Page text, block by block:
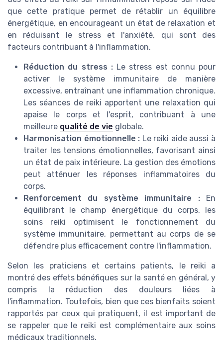
que cette pratique permet de rétablir un équilibre
énergétique, en encourageant un état de relaxation et
en réduisant le stress et l'anxiété, qui sont des
facteurs contribuant à l'inflammation.
Réduction du stress :Le stress est connu pour
activer le système immunitaire de manière
excessive, entraînant une inflammation chronique.
Les séances de reiki apportent une relaxation qui
apaise le corps et l'esprit, contribuant à une
meilleure qualité de vie globale.
Harmonisation émotionnelle : Le reiki aide aussi à
traiter les tensions émotionnelles, favorisant ainsi
un état de paix intérieure. La gestion des émotions
peut atténuer les réponses inflammatoires du
corps.
Renforcement du système immunitaire :En
équilibrant le champ énergétique du corps, les
soins reiki optimisent le fonctionnement du
système immunitaire, permettant au corps de se
défendre plus efficacement contre l'inflammation.
Selon les praticiens et certains patients, le reiki a
montré des effets bénéfiques sur la santé en général, y
compris la réduction des douleurs liées à
l'inflammation. Toutefois, bien que ces bienfaits soient
rapportés par ceux qui pratiquent, il est important de
se rappeler que le reiki est complémentaire aux soins
médicaux traditionnels.